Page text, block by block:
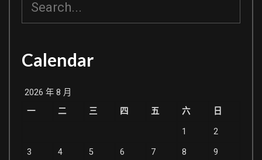
Calendar
2026 年 8 月
一
二 三 四 五 六 日
1 2
3 4 5 6 7 8 9